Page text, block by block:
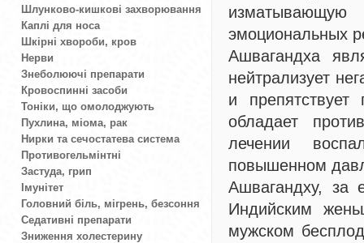
Шлунково-кишкові захворювання
Каплі для носа
Шкірні хвороби, кров
Нерви
Знеболюючі препарати
Кровоспинні засоби
Тоніки, що омолоджують
Пухлина, міома, рак
Нирки та сечостатева система
Противогельмінтні
Застуда, грип
Імунітет
Головний біль, мігрень, безсоння
Седативні препарати
Зниження холестерину
изматывающую
эмоциональных
Ашвагандха
нейтрализует
и препятствует
обладает
лечении
повышенном
Ашвагандху, за
Индийским
мужском